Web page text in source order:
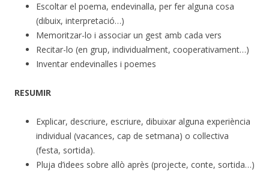
Escoltar el poema, endevinalla, per fer alguna cosa
(dibuix, interpretació…)
Memoritzar-lo i associar un gest amb cada vers
Recitar-lo (en grup, individualment, cooperativament…)
Inventar endevinalles i poemes
RESUMIR
Explicar, descriure, escriure, dibuixar alguna experiència
individual (vacances, cap de setmana) o collectiva
(festa, sortida).
Pluja d’idees sobre allò après (projecte, conte, sortida…)